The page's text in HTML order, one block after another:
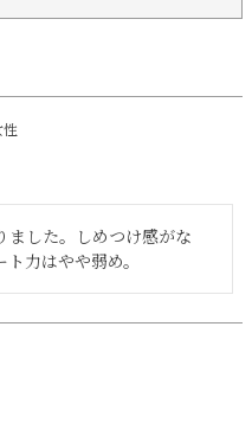
ました。しめつけ感がな
力はやや弱め。